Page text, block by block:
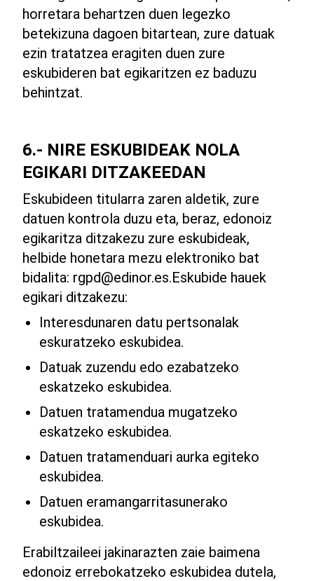
horretara behartzen duen legezko
betekizuna dagoen bitartean, zure datuak
ezin tratatzea eragiten duen zure
eskubideren bat egikaritzen ez baduzu
behintzat.
6.- NIRE ESKUBIDEAK NOLA
EGIKARI DITZAKEEDAN
Eskubideen titularra zaren aldetik, zure
datuen kontrola duzu eta, beraz, edonoiz
egikaritza ditzakezu zure eskubideak,
helbide honetara mezu elektroniko bat
bidalita: rgpd@edinor.es.Eskubide hauek
egikari ditzakezu:
Interesdunaren datu pertsonalak
eskuratzeko eskubidea.
Datuak zuzendu edo ezabatzeko
eskatzeko eskubidea.
Datuen tratamendua mugatzeko
eskatzeko eskubidea.
Datuen tratamenduari aurka egiteko
eskubidea.
Datuen eramangarritasunerako
eskubidea.
Erabiltzaileei jakinarazten zaie baimena
edonoiz errebokatzeko eskubidea dutela,